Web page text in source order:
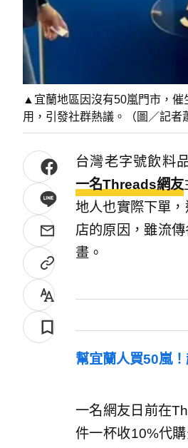
▲宜蘭地區因沒有50嵐門市，催
用，引發社群熱議。（圖／記者
台灣老字號飲料
一名Threads網友
地人也實際下單
店的原因，雖流
畫。
幫宜蘭人買50嵐
一名網友日前在
件一杯收10%代